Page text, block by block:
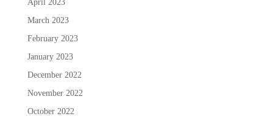
April 2023
March 2023
February 2023
January 2023
December 2022
November 2022
October 2022